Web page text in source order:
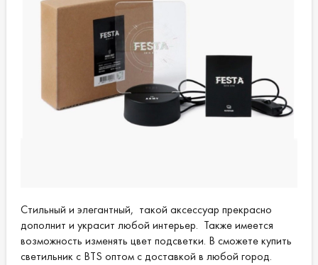
Стильный и элегантный, такой аксессуар прекрасно
дополнит и украсит любой интерьер. Также имеется
возможность изменять цвет подсветки. В сможете купить
светильник с BTS оптом с доставкой в любой город.